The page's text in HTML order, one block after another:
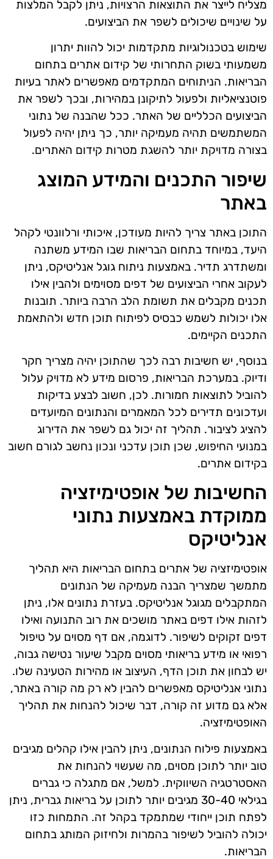
מצליח לייצר את התוצאות הרצויות, ניתן לקבל המלצות
על שינויים שיכולים לשפר את הביצועים.
שימוש בטכנולוגיות מתקדמות יכול להוות יתרון
משמעותי בשוק התחרותי של קידום אתרים בתחום
הבריאות. הניתוחים המתקדמים מאפשרים לאתר בעיות
פוטנציאליות ולפעול לתיקונן במהירות, ובכך לשפר את
הביצועים הכלליים של האתר. ככל שהבנה של נתוני
המשתמשים תהיה מעמיקה יותר, כך ניתן יהיה לפעול
בצורה מדויקת יותר להשגת מטרות קידום האתרים.
שיפור התכנים והמידע המוצג
באתר
התוכן באתר צריך להיות מעודכן, איכותי ורלוונטי לקהל
היעד, במיוחד בתחום הבריאות שבו המידע משתנה
ומשתדרג תדיר. באמצעות ניתוח גוגל אנליטיקס, ניתן
לעקוב אחרי הביצועים של דפים מסוימים ולהבין אילו
תכנים מקבלים את תשומת הלב הרבה ביותר. תובנות
אלו יכולות לשמש כבסיס לפיתוח תוכן חדש ולהתאמת
התכנים הקיימים.
בנוסף, יש חשיבות רבה לכך שהתוכן יהיה מצריך חקר
ודיוק. במערכת הבריאות, פרסום מידע לא מדויק עלול
להוביל לתוצאות חמורות. לכן, חשוב לבצע בדיקות
ועדכונים תדירים לכל המאמרים והנתונים המיועדים
להציג לציבור. תהליך זה יכול גם לשפר את הדירוג
במנועי החיפוש, שכן תוכן עדכני ונכון נחשב לגורם חשוב
בקידום אתרים.
החשיבות של אופטימיזציה
ממוקדת באמצעות נתוני
אנליטיקס
אופטימיזציה של אתרים בתחום הבריאות היא תהליך
מתמשך שמצריך הבנה מעמיקה של הנתונים
המתקבלים מגוגל אנליטיקס. בעזרת נתונים אלו, ניתן
לזהות אילו דפים באתר מושכים את רוב התנועה ואילו
דפים זקוקים לשיפור. לדוגמה, אם דף מסוים על טיפול
רפואי או מידע בריאותי מסוים מקבל שיעור נטישה גבוה,
יש לבחון את תוכן הדף, העיצוב או מהירות הטעינה שלו.
נתוני אנליטיקס מאפשרים להבין לא רק מה קורה באתר,
אלא גם מדוע זה קורה, דבר שיכול להנחות את תהליך
האופטימיזציה.
באמצעות פילוח הנתונים, ניתן להבין אילו קהלים מגיבים
טוב יותר לתוכן מסוים, מה שעשוי להנחות את
האסטרטגיה השיווקית. למשל, אם מתגלה כי גברים
בגילאי 30-40 מגיבים יותר לתוכן על בריאות גברית, ניתן
לפתח תוכן ייחודי שמתמקד בקהל זה. התמחות כזו
יכולה להוביל לשיפור בהמרות ולחיזוק המותג בתחום
הבריאות.